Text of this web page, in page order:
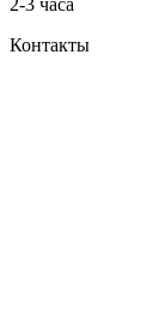
2-3 часа
Контакты